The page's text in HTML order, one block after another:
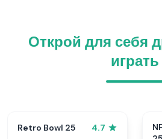
Открой для себя
играть
Retro Bowl 25 4.7